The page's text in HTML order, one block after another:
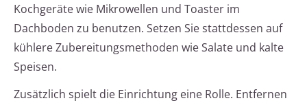
Kochgeräte wie Mikrowellen und Toaster im
Dachboden zu benutzen. Setzen Sie stattdessen auf
kühlere Zubereitungsmethoden wie Salate und kalte
Speisen.
Zusätzlich spielt die Einrichtung eine Rolle. Entfernen